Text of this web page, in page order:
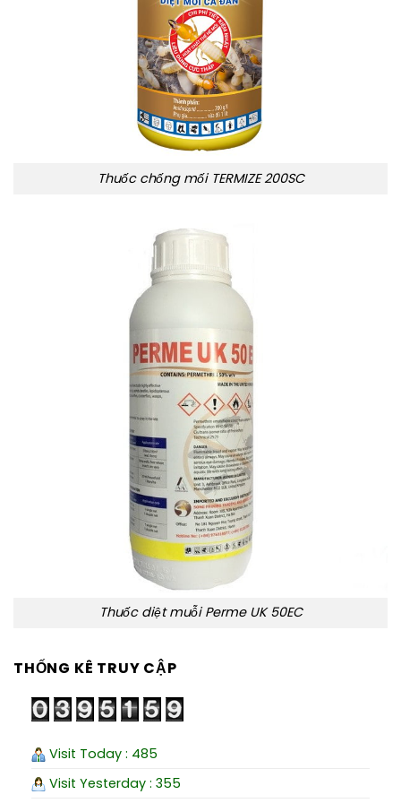
Thuốc chống mối TERMIZE 200SC
Thuốc diệt muỗi Perme UK 50EC
THỐNG KÊ TRUY CẬP
Visit Today : 485
Visit Yesterday : 355